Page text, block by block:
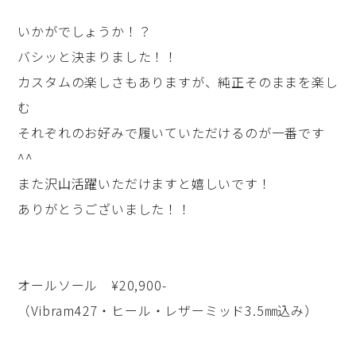
いかがでしょうか！？
バシッと決まりました！！
カスタムの楽しさもありますが、純正そのままを楽し
む
それぞれのお好みで履いていただけるのが一番です
^^
また沢山活躍いただけますと嬉しいです！
ありがとうございました！！
オールソール ¥20,900-
（Vibram427・ヒール・レザーミッド3.5㎜込み）